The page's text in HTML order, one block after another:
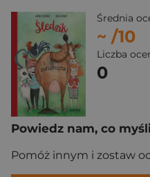
Średnia
~ /10
Liczba
0
Powiedz nam, co
Pomóż innym i zostaw